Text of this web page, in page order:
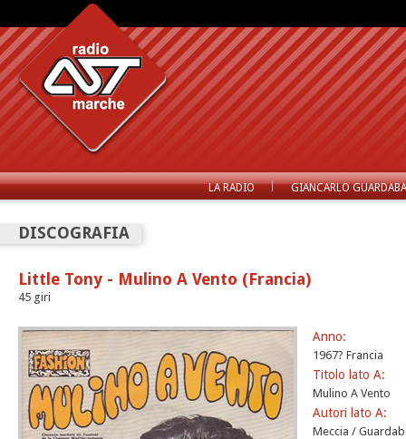
LA RADIO GIANCARLO
DISCOGRAFIA
Little Tony - Mulino A Vento (Francia)
45 giri
Anno:
1967? Francia
Titolo lato A:
Mulino A Vento
Autori lato A:
Meccia /